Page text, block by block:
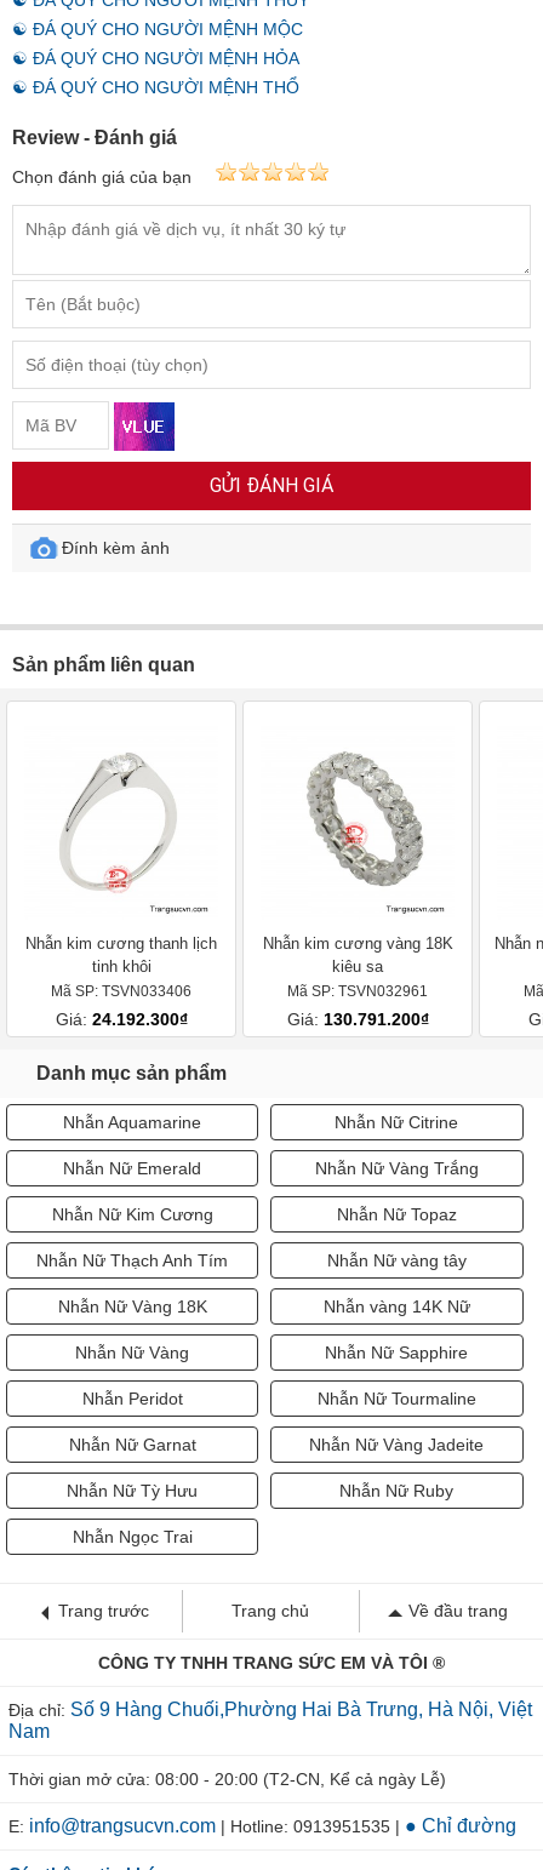
☯ ĐÁ QUÝ CHO NGƯỜI MỆNH MỘC
☯ ĐÁ QUÝ CHO NGƯỜI MỆNH HỎA
☯ ĐÁ QUÝ CHO NGƯỜI MỆNH THỔ
Review - Đánh giá
Chọn đánh giá của bạn
GỬI ĐÁNH GIÁ
Đính kèm ảnh
Sản phẩm liên quan
Nhẫn kim cương thanh lịch
tinh khôi
Mã SP: TSVN033406
Giá: 24.192.300₫
Nhẫn kim cương vàng 18K
kiêu sa
Mã SP: TSVN032961
Giá: 130.791.200₫
Nhẫn
Danh mục sản phẩm
Nhẫn Aquamarine Nhẫn Nữ Citrine
Nhẫn Nữ Emerald Nhẫn Nữ Vàng Trắng
Nhẫn Nữ Kim Cương Nhẫn Nữ Topaz
Nhẫn Nữ Thạch Anh Tím Nhẫn Nữ vàng tây
Nhẫn Nữ Vàng 18K Nhẫn vàng 14K Nữ
Nhẫn Nữ Vàng Nhẫn Nữ Sapphire
Nhẫn Peridot Nhẫn Nữ Tourmaline
Nhẫn Nữ Garnat Nhẫn Nữ Vàng Jadeite
Nhẫn Nữ Tỳ Hưu Nhẫn Nữ Ruby
Nhẫn Ngọc Trai
Trang trước Trang chủ Về đầu trang
CÔNG TY TNHH TRANG SỨC EM VÀ TÔI ®
Địa chỉ: Số 9 Hàng Chuối,Phường Hai Bà Trưng, Hà Nội, Việt
Nam
Thời gian mở cửa: 08:00 - 20:00 (T2-CN, Kể cả ngày Lễ)
E: info@trangsucvn.com | Hotline: 0913951535 | ● Chỉ đường